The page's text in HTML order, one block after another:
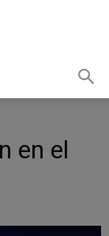
en el